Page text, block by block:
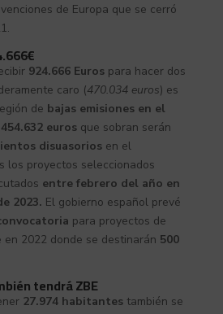
de Europa que se cerró
924.666 Eurospara hacer dos
caro (470.034 euros) es
de bajas emisiones en el
454.632 eurosque sobran serán
disuasorios en el
los proyectos seleccionados
entre febrero del año en
2023. El gobierno español prevé
para proyectos de
en 2022 donde se destinarán 500
tendrá ZBE
27.974 habitantestambién se